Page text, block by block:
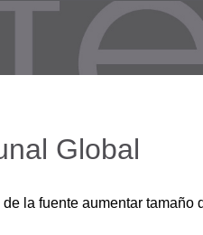
Global
la fuente aumentar tamaño